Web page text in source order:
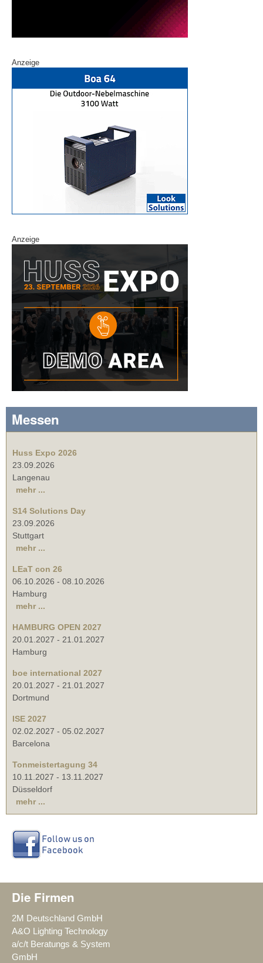
Anzeige
Anzeige
Messen
Huss Expo 2026
23.09.2026
Langenau
mehr ...
S14 Solutions Day
23.09.2026
Stuttgart
mehr ...
LEaT con 26
06.10.2026 - 08.10.2026
Hamburg
mehr ...
HAMBURG OPEN 2027
20.01.2027 - 21.01.2027
Hamburg
boe international 2027
20.01.2027 - 21.01.2027
Dortmund
ISE 2027
02.02.2027 - 05.02.2027
Barcelona
Tonmeistertagung 34
10.11.2027 - 13.11.2027
Düsseldorf
mehr ...
Die Firmen
2M Deutschland GmbH
A&O Lighting Technology
a/c/t Beratungs & System
GmbH